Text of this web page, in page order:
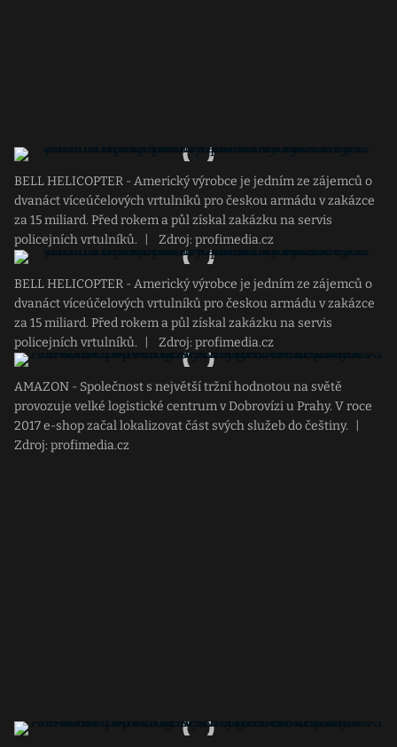
BELL HELICOPTER - Americký výrobce je jedním ze zájemců o
dvanáct víceúčelových vrtulníků pro českou armádu v zakázce
za 15 miliard. Před rokem a půl získal zakázku na servis
policejních vrtulníků.
Zdroj: profimedia.cz
BELL HELICOPTER - Americký výrobce je jedním ze zájemců o
dvanáct víceúčelových vrtulníků pro českou armádu v zakázce
za 15 miliard. Před rokem a půl získal zakázku na servis
policejních vrtulníků.
Zdroj: profimedia.cz
AMAZON - Společnost s největší tržní hodnotou na světě
provozuje velké logistické centrum v Dobrovízi u Prahy. V roce
2017 e-shop začal lokalizovat část svých služeb do češtiny.
Zdroj: profimedia.cz